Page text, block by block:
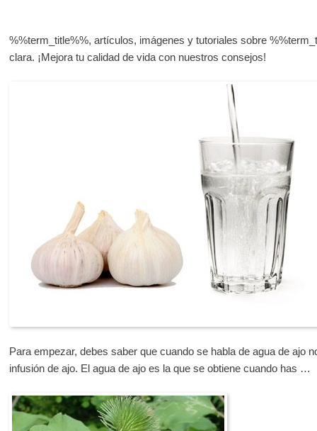
%%term_title%%, artículos, imágenes y tutoriales sobre
clara. ¡Mejora tu calidad de vida con nuestros consejos!
Para empezar, debes saber que cuando se habla de agua de ajo
infusión de ajo. El agua de ajo es la que se obtiene cuando has …